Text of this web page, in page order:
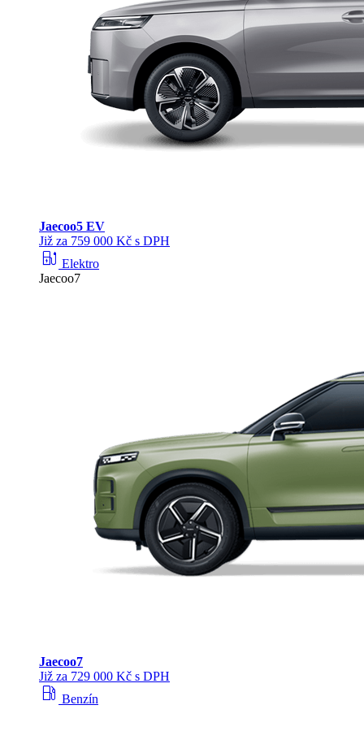
Jaecoo5 EV
Již za 759 000 Kč s DPH
ev_station Elektro
Jaecoo7
Jaecoo7
Již za 729 000 Kč s DPH
local_gas_station Benzín